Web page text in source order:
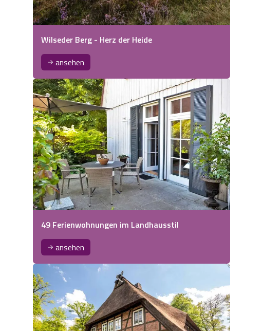
Wilseder Berg - Herz der Heide
ansehen
49 Ferienwohnungen im Landhausstil
ansehen